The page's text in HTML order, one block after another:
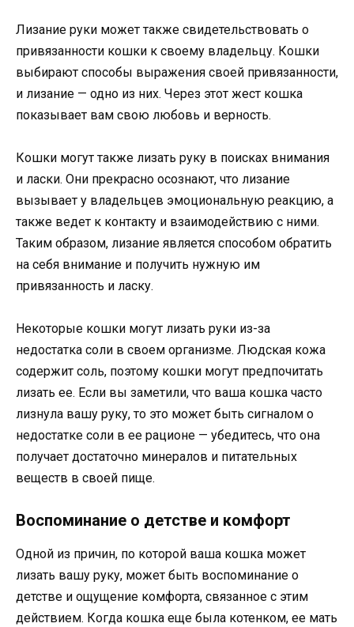
Лизание руки может также свидетельствовать о
привязанности кошки к своему владельцу. Кошки
выбирают способы выражения своей привязанности,
и лизание — одно из них. Через этот жест кошка
показывает вам свою любовь и верность.
Кошки могут также лизать руку в поисках внимания
и ласки. Они прекрасно осознают, что лизание
вызывает у владельцев эмоциональную реакцию, а
также ведет к контакту и взаимодействию с ними.
Таким образом, лизание является способом обратить
на себя внимание и получить нужную им
привязанность и ласку.
Некоторые кошки могут лизать руки из-за
недостатка соли в своем организме. Людская кожа
содержит соль, поэтому кошки могут предпочитать
лизать ее. Если вы заметили, что ваша кошка часто
лизнула вашу руку, то это может быть сигналом о
недостатке соли в ее рационе — убедитесь, что она
получает достаточно минералов и питательных
веществ в своей пище.
Воспоминание о детстве и комфорт
Одной из причин, по которой ваша кошка может
лизать вашу руку, может быть воспоминание о
детстве и ощущение комфорта, связанное с этим
действием. Когда кошка еще была котенком, ее мать